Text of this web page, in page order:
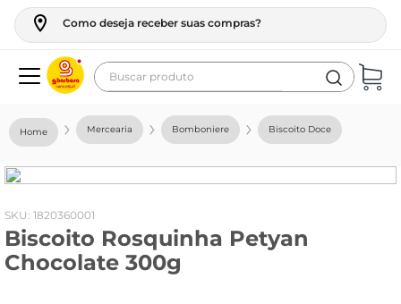
Como deseja receber suas compras?
Buscar produto
Mercearia Bomboniere Biscoito Doce
: 1820360001
Biscoito Rosquinha Petyan
Chocolate 300g
geladeira
fogao
café
cerveja